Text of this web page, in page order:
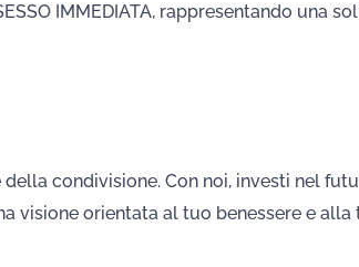
IMMEDIATA, rappresentando una
condivisione. Con noi, investi nel
visione orientata al tuo benessere e alla